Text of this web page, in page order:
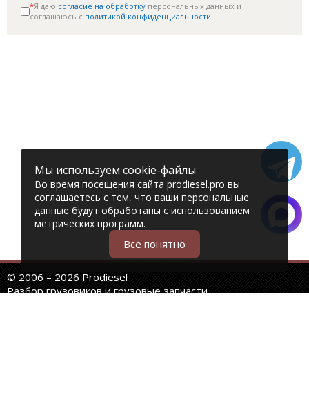
*Я даю согласие на обработку персональных данных и
соглашаюсь c политикой конфиденциальности
© 2006 – 2026 Prodiesel
Разбор грузовиков и грузовые запчасти
Мы используем cookie-файлы
Во время посещения сайта prodiesel.pro вы
соглашаетесь с тем, что ваши персональные
данные будут обработаны с использованием
метрических программ.
Всё понятно